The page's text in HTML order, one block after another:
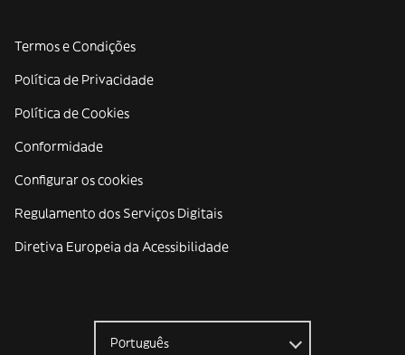
Termos e Condições
Política de Privacidade
Política de Cookies
Conformidade
Configurar os cookies
Regulamento dos Serviços Digitais
Diretiva Europeia da Acessibilidade